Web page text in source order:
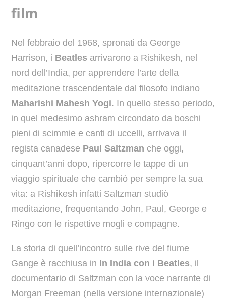
film
Nel febbraio del 1968, spronati da George
Harrison, i Beatles arrivarono a Rishikesh, nel
nord dell’India, per apprendere l’arte della
meditazione trascendentale dal filosofo indiano
Maharishi Mahesh Yogi. In quello stesso periodo,
in quel medesimo ashram circondato da boschi
pieni di scimmie e canti di uccelli, arrivava il
regista canadese Paul Saltzman che oggi,
cinquant’anni dopo, ripercorre le tappe di un
viaggio spirituale che cambiò per sempre la sua
vita: a Rishikesh infatti Saltzman studiò
meditazione, frequentando John, Paul, George e
Ringo con le rispettive mogli e compagne.
La storia di quell’incontro sulle rive del fiume
Gange è racchiusa in In India con i Beatles, il
documentario di Saltzman con la voce narrante di
Morgan Freeman (nella versione internazionale)